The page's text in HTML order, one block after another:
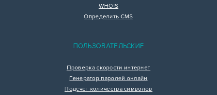
WHOIS
Определить CMS
ПОЛЬЗОВАТЕЛЬСКИЕ
Проверка скорости интернет
Генератор паролей онлайн
Подсчет количества символов